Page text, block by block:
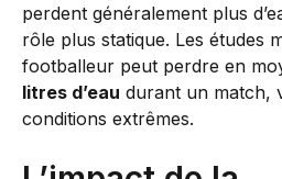
perdent généralement plus
rôle plus statique. Les études
footballeur peut perdre en
litres d’eau durant un match,
conditions extrêmes.